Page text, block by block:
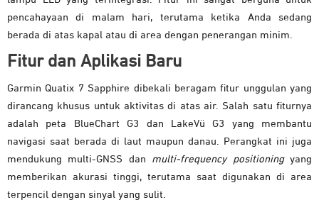
pencahayaan di malam hari, terutama ketika Anda sedang
berada di atas kapal atau di area dengan penerangan minim.
Fitur dan Aplikasi Baru
Garmin Quatix 7 Sapphire dibekali beragam fitur unggulan yang
dirancang khusus untuk aktivitas di atas air. Salah satu fiturnya
adalah peta BlueChart G3 dan LakeVü G3 yang membantu
navigasi saat berada di laut maupun danau. Perangkat ini juga
mendukung multi-GNSS dan multi-frequency positioningyang
memberikan akurasi tinggi, terutama saat digunakan di area
terpencil dengan sinyal yang sulit.